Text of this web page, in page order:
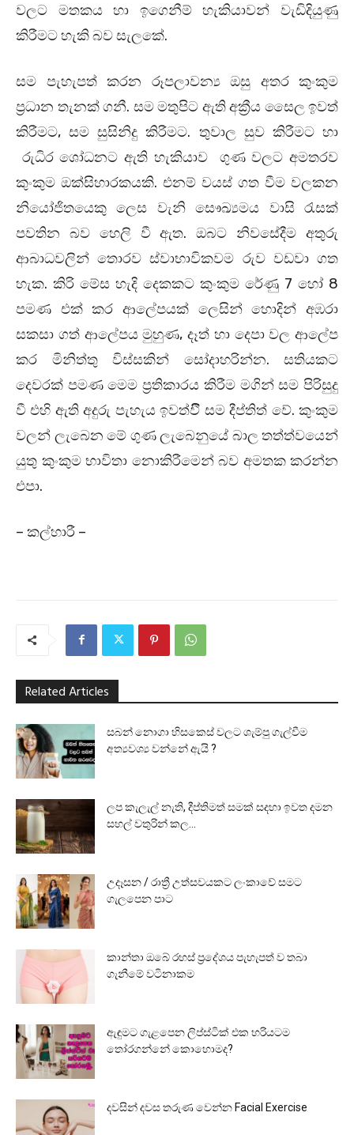
වලට මතකය හා ඉගෙනීම් හැකියාවන් වැඩිදියුණු
කිරීමට හැකි බව සැලකේ.
සම පැහැපත් කරන රූපලාවන්‍ය ඔසු අතර කුංකුම
ප්‍රධාන තැනක්‌ ගනී. සම මතුපිට ඇති අක්‍රීය සෛල ඉවත්
කිරීමට, සම සුසිනිදු කිරීමට. තුවාල සුව කිරීමට හා
රුධිර ශෝධනට ඇති හැකියාව ගුණ වලට අමතරව
කුංකුම ඔක්සිහාරකයකි. එනම් වයස් ගත වීම වලකන
නියෝජිතයෙකු ලෙස වැනි සෞඛ්‍යමය වාසි ‍රැසක්
පවතින බව හෙලි වී ඇත. ඔබට නිවසේදීම අතුරු
ආබාධවලින් තොරව ස්වාභාවිකවම රුව වඩවා ගත
හැක. කිරි මේස හැදි දෙකකට කුංකුම රේණු 7 හෝ 8
පමණ එක් කර ආලේපයක් ලෙසින් හොදින් අඹරා
සකසා ගත් ආලේපය මුහුණ, දෑත් හා දෙපා වල ආලේප
කර මිනිත්තු විස්සකින් සෝදාහරින්න. සතියකට
දෙවරක් පමණ මෙම ප්‍රතිකාරය කිරීම මගින් සම පිරිසුදු
වී එහි ඇති අදුරු පැහැය ඉවත්වීී සම දීප්තිත් වේ. කුංකුම
වලන් ලැබෙන මේ ගුණ ලැබෙනුයේ බාල තත්ත්වයෙන්
යුතු කුංකුම භාවිතා නොකිරීමෙන් බව අමතක කරන්න
එපා.
– කල්හාරී –
Related Articles
සබන් නොගා හිසකෙස් වලට ශැම්පු ගැල්වීම
අත්‍යවශ්‍ය වන්නේ ඇයි ?
ලප කැලැල් නැති, දීප්තිමත් සමක් සදහා ඉවත දමන
සහල් වතුරින් කල...
උදෑසන / රාත්‍රී උත්සවයකට ලංකාවේ සමට
ගැලපෙන පාට
කාන්තා ඔබේ රහස් ප්‍රදේශය පැහැපත් ව තබා
ගැනීමේ වටිනාකම
ඇඳුමට ගැළපෙන ලිප්ස්ටික් එක හරියටම
තෝරගන්නේ කොහොමද?
දවසින් දවස තරුණ වෙන්න Facial Exercise